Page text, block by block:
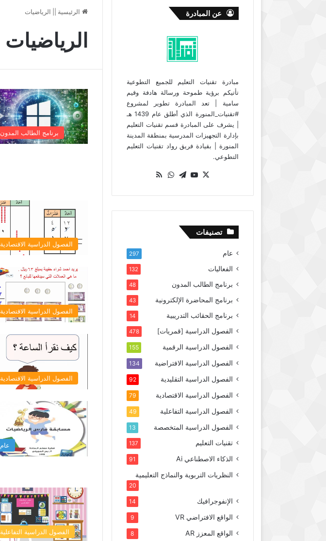
الرئيسية الرياضيات
الرياضيات
برنامج الطالب المدون
الفصول الدراسية الاقتصادية
الفصول الدراسية الاقتصادية
الفصول الدراسية الاقتصادية
عام
الفصول الدراسية التفاعلية
عن المبادرة
مبادرة تقنيات التعليم للجميع التطوعية
تأتيكم برؤية طموحة ورسالة هادفة وقيم
سامية | تعد المبادرة تطوير لمشروع
#تقنيات_المنورة الذي أطلق عام 1439 هـ
| يشرف على المبادرة قسم تقنيات التعليم
بإدارة التجهيزات المدرسية بمنطقة المدينة
المنورة | بقيادة فريق رواد تقنيات التعليم
التطوعي.
‫X
‫YouTube
تيلقرامواتساب
RSS
تصنيفات
عام 297
الفعاليات 132
برنامج الطالب المدون 48
برنامج المحاضرة الإلكترونية 43
برنامج الحقائب التدريبية 14
الفصول الدراسية [قمريات] 478
الفصول الدراسية الرقمية 155
الفصول الدراسية الافتراضية 134
الفصول الدراسية التقليدية 92
الفصول الدراسية الاقتصادية 79
الفصول الدراسية التفاعلية 49
الفصول الدراسية المتخصصة 13
تقنيات التعليم 137
الذكاء الاصطناعي Ai 91
النظريات التربوية والنماذج التعليمية
20
الإنفوجرافيك 14
الواقع الافتراضي VR 9
الواقع المعزز AR 8